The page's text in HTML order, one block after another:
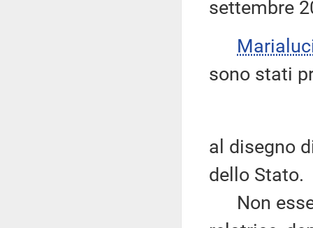
settembre
sono stati
al disegno
dello Stato.
Non